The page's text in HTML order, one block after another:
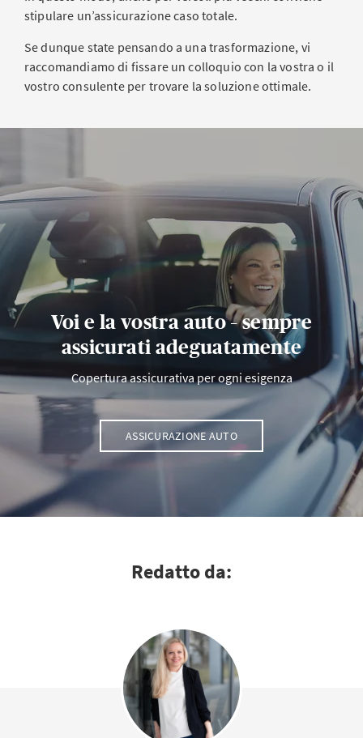
stipulare un’assicurazione caso totale.
Se dunque state pensando a una trasformazione, vi
raccomandiamo di fissare un colloquio con la vostra o il
vostro consulente per trovare la soluzione ottimale.
Voi e la vostra auto – sempre
assicurati adeguatamente
Copertura assicurativa per ogni esigenza
ASSICURAZIONE AUTO
Redatto da: